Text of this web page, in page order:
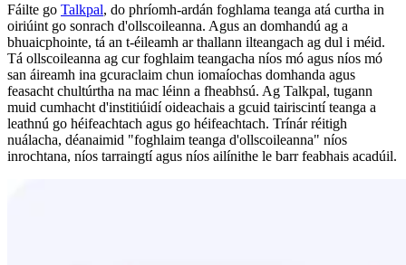
Fáilte go Talkpal, do phríomh-ardán foghlama teanga atá curtha in
oiriúint go sonrach d'ollscoileanna. Agus an domhandú ag a
bhuaicphointe, tá an t-éileamh ar thallann ilteangach ag dul i méid.
Tá ollscoileanna ag cur foghlaim teangacha níos mó agus níos mó
san áireamh ina gcuraclaim chun iomaíochas domhanda agus
feasacht chultúrtha na mac léinn a fheabhsú. Ag Talkpal, tugann
muid cumhacht d'institiúidí oideachais a gcuid tairiscintí teanga a
leathnú go héifeachtach agus go héifeachtach. Trínár réitigh
nuálacha, déanaimid "foghlaim teanga d'ollscoileanna" níos
inrochtana, níos tarraingtí agus níos ailínithe le barr feabhais acadúil.